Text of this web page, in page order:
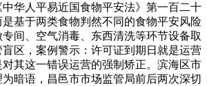
华人平易近国食物平安法》第一百二十
基于两类食物判然不同的食物平安风险
间、空气消毒、东西清洗等环节设备取
区，案例警示：许可证到期日就是运营
其这一错误运营的强制矫正。滨海区市
暗语，昌邑市市场监管局前后两次深切